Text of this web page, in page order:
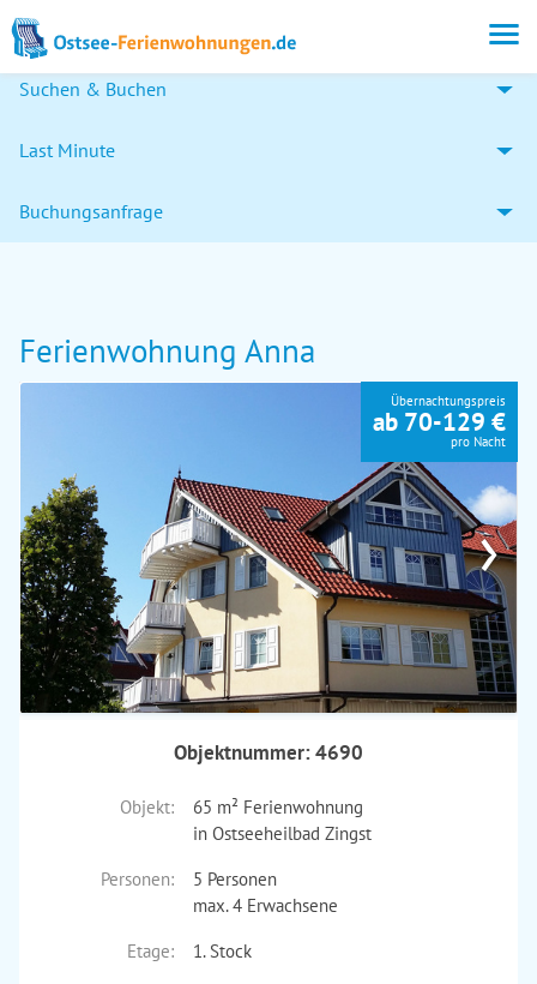
Suchen & Buchen
Last Minute
Buchungsanfrage
Ferienwohnung Anna
›
Übernachtungspreis
ab 70-129 €
pro Nacht
Objektnummer: 4690
Objekt:
65 m² Ferienwohnung
in Ostseeheilbad Zingst
Personen:
5 Personen
max. 4 Erwachsene
Etage:
1. Stock